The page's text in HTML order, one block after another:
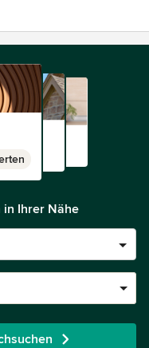
in Ihrer Nähe